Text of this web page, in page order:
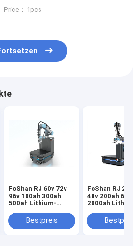
Fahrzeuge AGV UN38.3 UL
Price： 1pcs
FoShan RJ 60v 72v
96v 100ah 300ah
500ah Lithium-
MiR AGV logistische
UN38.3 UL
Bestpreis
FoShan RJ
48v 200ah
2000ah
autonome